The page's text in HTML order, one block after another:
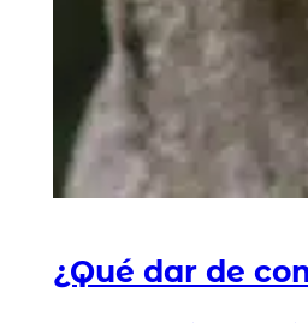
¿Qué dar de